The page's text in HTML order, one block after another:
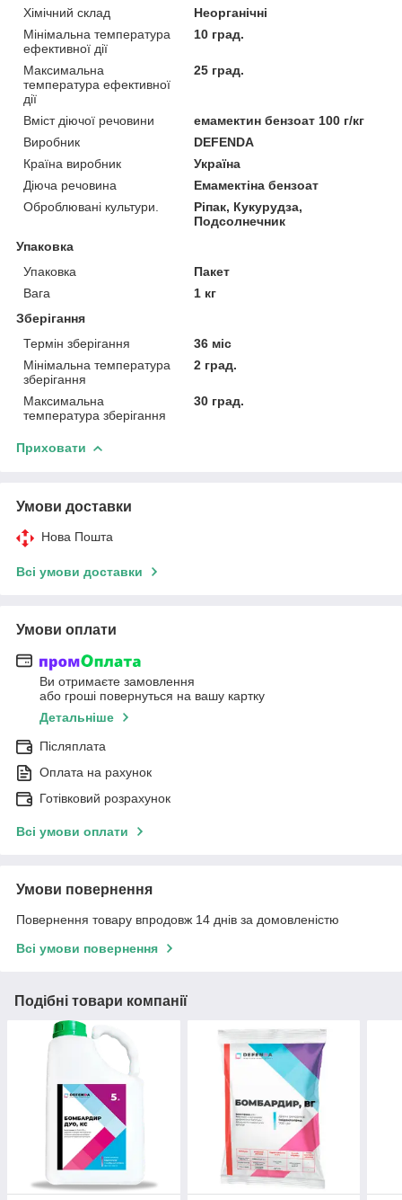
Хімічний склад
Неорганічні
Мінімальна температура
ефективної дії
10 град.
Максимальна
температура ефективної
дії
25 град.
Вміст діючої речовини
емамектин бензоат 100 г/кг
Виробник
DEFENDA
Країна виробник
Україна
Діюча речовина
Емамектіна бензоат
Оброблювані культури.
Ріпак, Кукурудза,
Подсолнечник
Упаковка
Упаковка
Пакет
Вага
1 кг
Зберігання
Термін зберігання
36 міс
Мінімальна температура
зберігання
2 град.
Максимальна
температура зберігання
30 град.
Приховати
Умови доставки
Нова Пошта
Всі умови доставки
Умови оплати
Ви отримаєте замовлення
або гроші повернуться на вашу картку
Детальніше
Післяплата
Оплата на рахунок
Готівковий розрахунок
Всі умови оплати
Умови повернення
Повернення товару впродовж 14 днів за домовленістю
Всі умови повернення
Подібні товари компанії